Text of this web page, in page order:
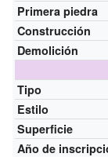
Primera piedra
Construcción
Demolición
Tipo
Estilo
Superficie
Año de